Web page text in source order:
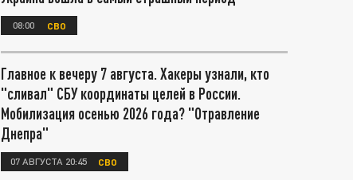
08:00 СВО
Главное к вечеру 7 августа. Хакеры узнали, кто
"сливал" СБУ координаты целей в России.
Мобилизация осенью 2026 года? "Отравление
Днепра"
07 АВГУСТА 20:45 СВО